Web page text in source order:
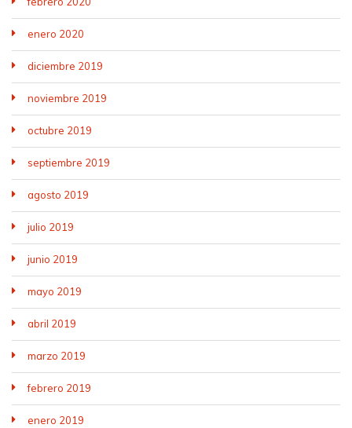
enero 2020
diciembre 2019
noviembre 2019
octubre 2019
septiembre 2019
agosto 2019
julio 2019
junio 2019
mayo 2019
abril 2019
marzo 2019
febrero 2019
enero 2019